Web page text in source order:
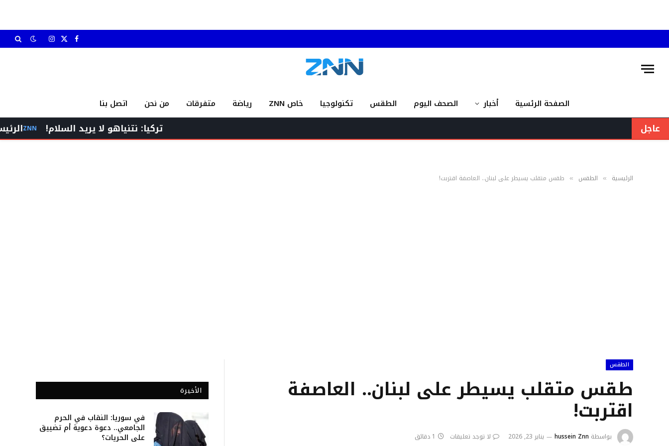
فيسبوك
X الانستغرام
الصفحة الرئسية أخبار الصحف اليوم الطقس تكنولوجيا خاص ZNN رياضة متفرقات من نحن اتصل بنا
عاجل تركيا: نتنياهو لا يريد السلام! الرئيس برّي
الرئيسية » الطقس » طقس متقلب يسيطر على لبنان.. العاصفة اقتربت!
الطقس
طقس متقلب يسيطر على لبنان.. العاصفة
اقتربت!
بواسطة hussein Znn يناير 23, 2026 لا توجد تعليقات 1 دقائق
الأخيرة
في سوريا: النقاب في الحرم
الجامعي.. دعوة دعوية أم تضييق
على الحريات؟